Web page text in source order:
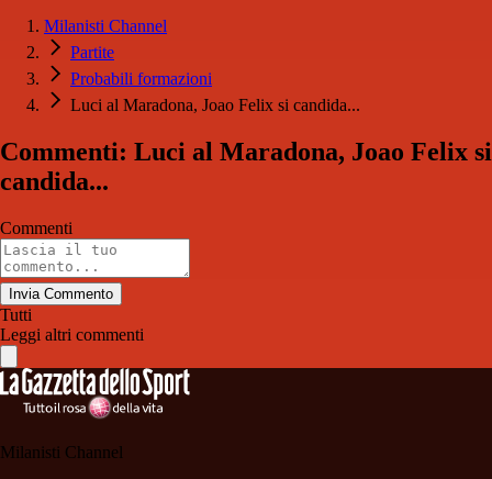
Milanisti Channel
Partite
Probabili formazioni
Luci al Maradona, Joao Felix si candida...
Commenti: Luci al Maradona, Joao Felix si
candida...
Commenti
Invia Commento
Tutti
Leggi altri commenti
Milanisti Channel